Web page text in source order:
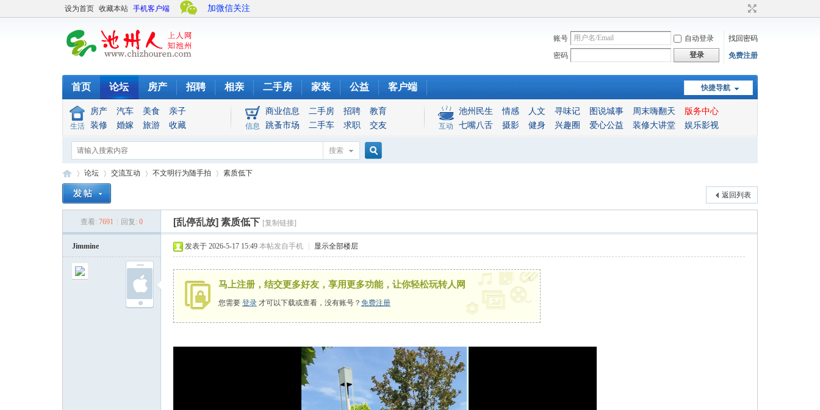
设为首页 收藏本站 手机客户端
账号 自动登录
找回密码
密码
登录 免费注册
快捷导航
首页 论坛 房产 招聘 相亲 二手房 家装 公益 客户端
生活
房产 汽车 美食
亲子
装修
婚嫁 旅游 收藏 信息
商业信息 二手房 招聘
教育
跳蚤市场
二手车 求职 交友 互动
池州民生 情感 人文 寻味记 图说城事 周末嗨翻天
版务中心
七嘴八舌
摄影 健身 兴趣圈 爱心公益 装修大讲堂 娱乐影视
加微信关注
搜索
论坛
›
交流互动
›
不文明行为随手拍
›
素质低下
返回列表
查看: 7691 回复: 0 [乱停乱放] 素质低下 [复制链接]
Jimmine 发表于 2026-5-17 15:49 本帖发自手机 显示全部楼层
马上注册，结交更多好友，享用更多功能，让你轻松玩转人网
您需要 登录 才可以下载或查看，没有账号？ 免费注册
x